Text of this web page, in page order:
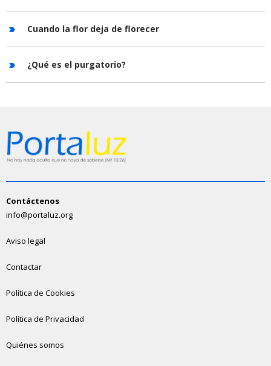
Cuando la flor deja de florecer
¿Qué es el purgatorio?
Contáctenos
info@portaluz.org
Aviso legal
Contactar
Política de Cookies
Política de Privacidad
Quiénes somos